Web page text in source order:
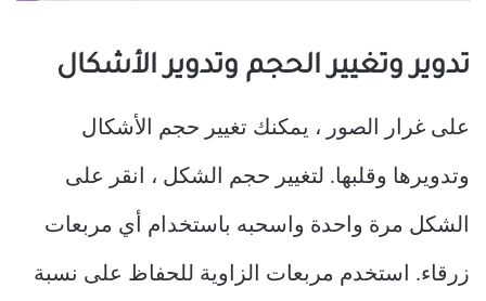
تدوير وتغيير الحجم وتدوير الأشكال
على غرار الصور ، يمكنك تغيير حجم الأشكال
وتدويرها وقلبها. لتغيير حجم الشكل ، انقر على
الشكل مرة واحدة واسحبه باستخدام أي مربعات
زرقاء. استخدم مربعات الزاوية للحفاظ على نسبة